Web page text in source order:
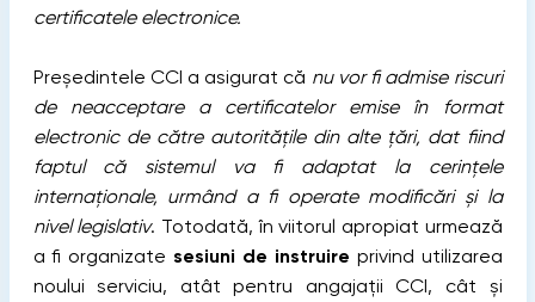
certificatele electronice.
Președintele CCI a asigurat că nu vor fi admise riscuri
de neacceptare a certificatelor emise în format
electronic de către autoritățile din alte țări, dat fiind
faptul că sistemul va fi adaptat la cerințele
internaționale, urmând a fi operate modificări și la
nivel legislativ. Totodată, în viitorul apropiat urmează
a fi organizate sesiuni de instruire privind utilizarea
noului serviciu, atât pentru angajații CCI, cât și